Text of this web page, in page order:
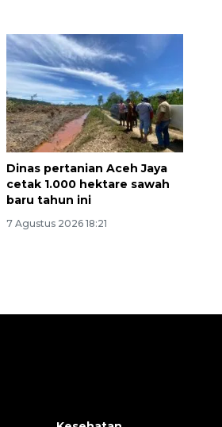
Dinas pertanian Aceh Jaya
cetak 1.000 hektare sawah
baru tahun ini
7 Agustus 2026 18:21